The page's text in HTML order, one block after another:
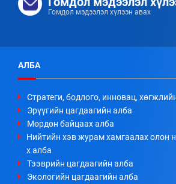
Гомдол мэдээлэл хүлээн авах
АЛБА
Стратеги, бодлого, инновац,
Эрүүгийн цагдаагийн алба
Мөрдөн байцаах алба
Нийтийн хэв журам хамгаалах олон
х алба
Тээврийн цагдаагийн алба
Экологийн цагдаагийн алба